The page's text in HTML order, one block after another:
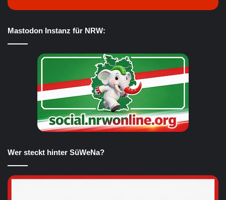
Mastodon Instanz für NRW:
Wer steckt hinter SüWeNa?